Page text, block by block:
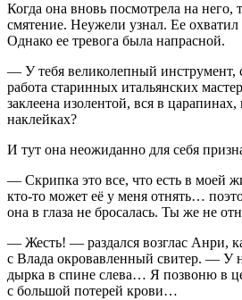
Когда она вновь посмотрела на него,
смятение. Неужели узнал. Ее охватил
Однако ее тревога была напрасной.
— У тебя великолепный инструмент,
работа старинных итальянских
заклеена изолентой, вся в
наклейках?
И тут она неожиданно для себя
— Скрипка это все, что есть в моей
кто-то может её у меня отнять…
она в глаза не бросалась. Ты же не
— Жесть! — раздался возглас Анри,
с Влада окровавленный свитер. — У
дырка в спине слева… Я позвоню в
с большой потерей крови…